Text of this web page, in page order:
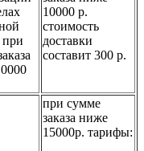
при
10000 р.
стоимость
доставки
составит 300 р.
при сумме
заказа ниже
15000р. тарифы: